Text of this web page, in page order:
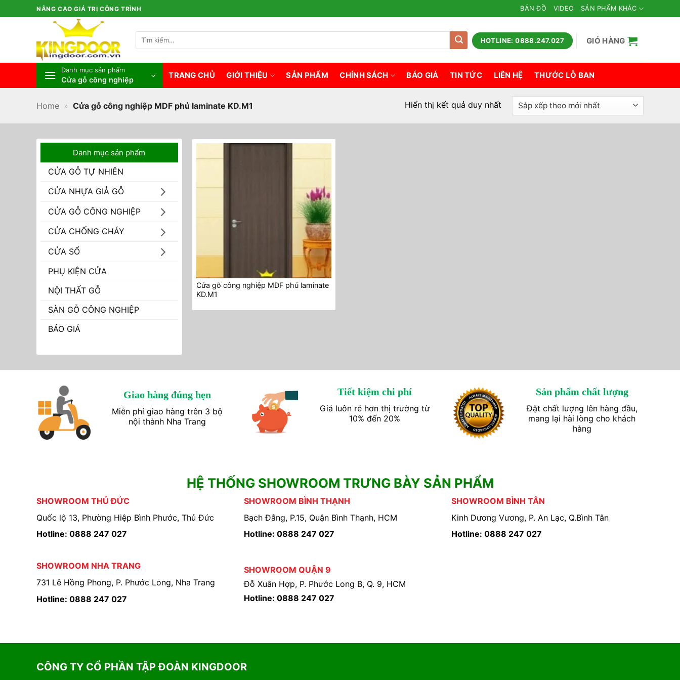
qua
NÂNG CAO GIÁ TRỊ CÔNG TRÌNH BẢN ĐỒ VIDEO SẢN PHẨM KHÁC
Tìm
kiếm:
HOTLINE: 0888.247.027 GIỎ HÀNG
Danh mục sản phẩm
Cửa gỗ công nghiệp TRANG CHỦ GIỚI THIỆU SẢN PHẨM CHÍNH SÁCH BÁO GIÁ TIN TỨC LIÊN HỆ THƯỚC LỖ BAN
Home » Cửa gỗ công nghiệp MDF phủ laminate KD.M1 Hiển thị kết quả duy nhất
Danh mục sản phẩm
CỬA GỖ TỰ NHIÊN
CỬA NHỰA GIẢ GỖ
CỬA GỖ CÔNG NGHIỆP
CỬA CHỐNG CHÁY
CỬA SỔ
PHỤ KIỆN CỬA
NỘI THẤT GỖ
SÀN GỖ CÔNG NGHIỆP
BÁO GIÁ
Cửa gỗ công nghiệp MDF phủ laminate
KD.M1
Giao hàng đúng hẹn
Miễn phí giao hàng trên 3 bộ
nội thành Nha Trang
Tiết kiệm chi phí
Giá luôn rẻ hơn thị trường từ
10% đến 20%
Sản phẩm chất lượng
Đặt chất lượng lên hàng đầu,
mang lại hài lòng cho khách
hàng
HỆ THỐNG SHOWROOM TRƯNG BÀY SẢN PHẨM
SHOWROOM THỦ ĐỨC
Quốc lộ 13, Phường Hiệp Bình Phước, Thủ Đức
Hotline: 0888 247 027
SHOWROOM BÌNH THẠNH
Bạch Đằng, P.15, Quận Bình Thạnh, HCM
Hotline: 0888 247 027
SHOWROOM BÌNH TÂN
Kinh Dương Vương, P. An Lạc, Q.Bình Tân
Hotline: 0888 247 027
SHOWROOM NHA TRANG
731 Lê Hồng Phong, P. Phước Long, Nha Trang
Hotline: 0888 247 027
SHOWROOM QUẬN 9
Đỗ Xuân Hợp, P. Phước Long B, Q. 9, HCM
Hotline: 0888 247 027
CÔNG TY CỔ PHẦN TẬP ĐOÀN KINGDOOR